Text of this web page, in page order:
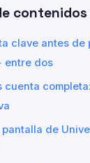
contenidos
clave antes de
entre dos
cuenta
de